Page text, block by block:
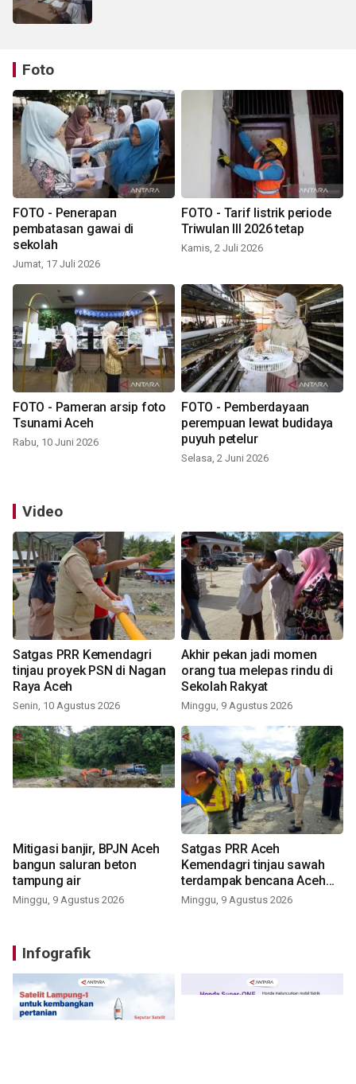
Foto
FOTO - Penerapan
pembatasan gawai di
sekolah
Jumat, 17 Juli 2026
FOTO - Tarif listrik periode
Triwulan III 2026 tetap
Kamis, 2 Juli 2026
FOTO - Pameran arsip foto
Tsunami Aceh
Rabu, 10 Juni 2026
FOTO - Pemberdayaan
perempuan lewat budidaya
puyuh petelur
Selasa, 2 Juni 2026
Video
Satgas PRR Kemendagri
tinjau proyek PSN di Nagan
Raya Aceh
Senin, 10 Agustus 2026
Akhir pekan jadi momen
orang tua melepas rindu di
Sekolah Rakyat
Minggu, 9 Agustus 2026
Mitigasi banjir, BPJN Aceh
bangun saluran beton
tampung air
Minggu, 9 Agustus 2026
Satgas PRR Aceh
Kemendagri tinjau sawah
terdampak bencana Aceh
Barat
Minggu, 9 Agustus 2026
Infografik